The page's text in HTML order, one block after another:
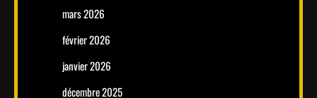
mars 2026
février 2026
janvier 2026
décembre 2025